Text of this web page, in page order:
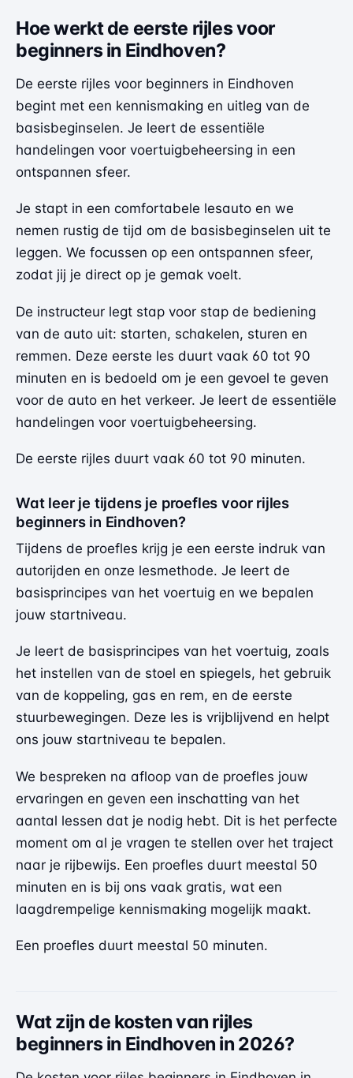
Hoe werkt de eerste rijles voor
beginners in Eindhoven?
De eerste rijles voor beginners in Eindhoven
begint met een kennismaking en uitleg van de
basisbeginselen. Je leert de essentiële
handelingen voor voertuigbeheersing in een
ontspannen sfeer.
Je stapt in een comfortabele lesauto en we
nemen rustig de tijd om de basisbeginselen uit te
leggen. We focussen op een ontspannen sfeer,
zodat jij je direct op je gemak voelt.
De instructeur legt stap voor stap de bediening
van de auto uit: starten, schakelen, sturen en
remmen. Deze eerste les duurt vaak 60 tot 90
minuten en is bedoeld om je een gevoel te geven
voor de auto en het verkeer. Je leert de essentiële
handelingen voor voertuigbeheersing.
De eerste rijles duurt vaak 60 tot 90 minuten.
Wat leer je tijdens je proefles voor rijles
beginners in Eindhoven?
Tijdens de proefles krijg je een eerste indruk van
autorijden en onze lesmethode. Je leert de
basisprincipes van het voertuig en we bepalen
jouw startniveau.
Je leert de basisprincipes van het voertuig, zoals
het instellen van de stoel en spiegels, het gebruik
van de koppeling, gas en rem, en de eerste
stuurbewegingen. Deze les is vrijblijvend en helpt
ons jouw startniveau te bepalen.
We bespreken na afloop van de proefles jouw
ervaringen en geven een inschatting van het
aantal lessen dat je nodig hebt. Dit is het perfecte
moment om al je vragen te stellen over het traject
naar je rijbewijs. Een proefles duurt meestal 50
minuten en is bij ons vaak gratis, wat een
laagdrempelige kennismaking mogelijk maakt.
Een proefles duurt meestal 50 minuten.
Wat zijn de kosten van rijles
beginners in Eindhoven in 2026?